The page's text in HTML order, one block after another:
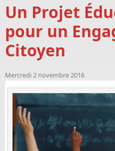
Un Projet
pour un
Citoyen
Mercredi 2 novembre 2016